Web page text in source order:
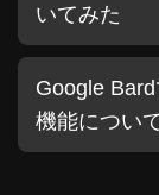
いてみた
Google
機能につい